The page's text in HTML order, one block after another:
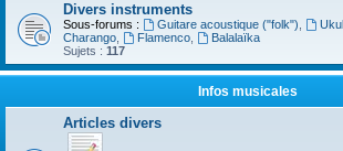
Divers instruments
Sous-forums : Guitare acoustique ("folk")
Charango
Flamenco,
Balalaïka
Sujets : 117
Infos musicales
Articles divers